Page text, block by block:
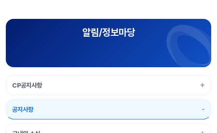
알림/정보마당
CP공지사항
공지사항